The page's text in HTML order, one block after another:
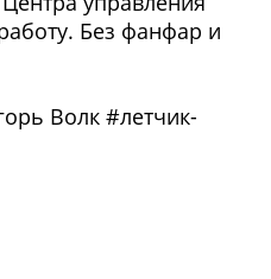
Без фанфар и
Волк #летчик-